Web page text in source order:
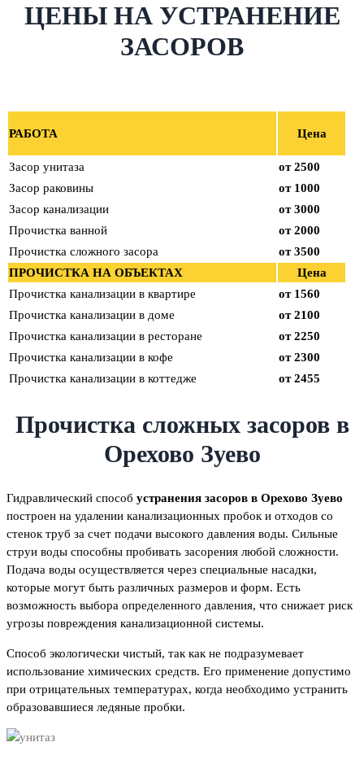
ЦЕНЫ НА УСТРАНЕНИЕ
ЗАСОРОВ
РАБОТА Цена
Засор унитаза
от 2500
Засор раковины
от 1000
Засор канализации
от 3000
Прочистка ванной
от 2000
Прочистка сложного засора
от 3500
ПРОЧИСТКА НА ОБЪЕКТАХ
Цена
Прочистка канализации в квартире
от 1560
Прочистка канализации в доме
от 2100
Прочистка канализации в ресторане
от 2250
Прочистка канализации в кофе
от 2300
Прочистка канализации в коттедже
от 2455
Прочистка сложных засоров в
Орехово Зуево
Гидравлический способ устранения засоров в Орехово Зуево
построен на удалении канализационных пробок и отходов со
стенок труб за счет подачи высокого давления воды. Сильные
струи воды способны пробивать засорения любой сложности.
Подача воды осуществляется через специальные насадки,
которые могут быть различных размеров и форм. Есть
возможность выбора определенного давления, что снижает риск
угрозы повреждения канализационной системы.
Способ экологически чистый, так как не подразумевает
использование химических средств. Его применение допустимо
при отрицательных температурах, когда необходимо устранить
образовавшиеся ледяные пробки.